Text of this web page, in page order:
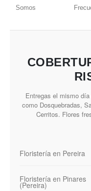
Somos
Entregas el mismo
como Dosquebradas,
Cerritos. Flores
Floristería en Pereira
Floristería en Pinares
(Pereira)